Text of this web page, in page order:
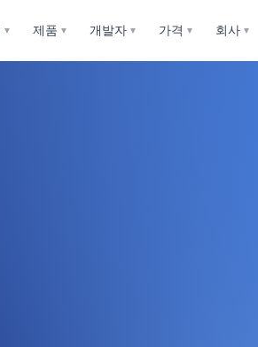
▼ 제품 ▼ 개발자 ▼ 가격 ▼ 회사 ▼